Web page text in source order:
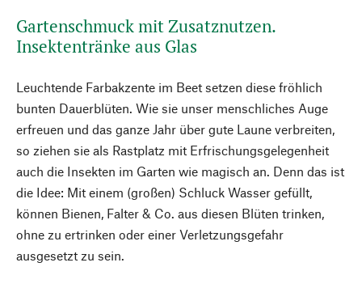
Gartenschmuck mit Zusatznutzen.
Insektentränke aus Glas
Leuchtende Farbakzente im Beet setzen diese fröhlich
bunten Dauerblüten. Wie sie unser menschliches Auge
erfreuen und das ganze Jahr über gute Laune verbreiten,
so ziehen sie als Rastplatz mit Erfrischungsgelegenheit
auch die Insekten im Garten wie magisch an. Denn das ist
die Idee: Mit einem (großen) Schluck Wasser gefüllt,
können Bienen, Falter & Co. aus diesen Blüten trinken,
ohne zu ertrinken oder einer Verletzungsgefahr
ausgesetzt zu sein.